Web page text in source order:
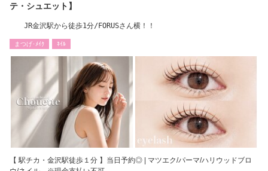
テ・シュエット】
JR金沢駅から徒歩1分/FORUSさん横！！
まつげ･ﾒｲｸ ﾈｲﾙ
【 駅チカ・金沢駅徒歩１分 】当日予約◎ | マツエク/パーマ/ハリウッドブロ